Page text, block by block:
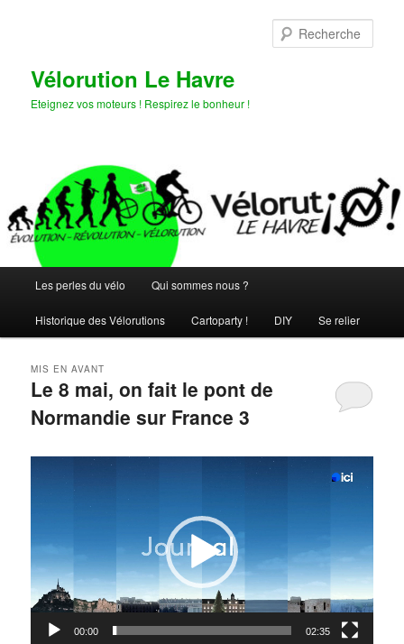
Vélorution Le Havre
Eteignez vos moteurs ! Respirez le bonheur !
principal
Les perles du vélo Qui sommes nous ?
Historique des Vélorutions Cartoparty ! DIY Se relier
Le 8 mai, on fait le pont de
Normandie sur France 3
MIS EN AVANT
00:00 02:35